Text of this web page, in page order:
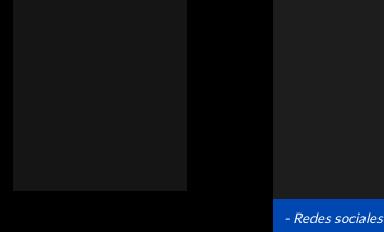
- Redes sociales